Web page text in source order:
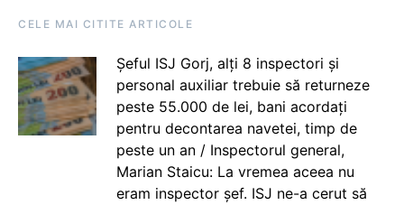
CELE MAI CITITE ARTICOLE
Șeful ISJ Gorj, alți 8 inspectori și
personal auxiliar trebuie să returneze
peste 55.000 de lei, bani acordați
pentru decontarea navetei, timp de
peste un an / Inspectorul general,
Marian Staicu: La vremea aceea nu
eram inspector șef. ISJ ne-a cerut să